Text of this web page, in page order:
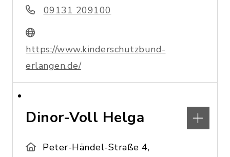
09131 209100
https://www.kinderschutzbund-
erlangen.de/
Dinor-Voll Helga
Peter-Händel-Straße 4,